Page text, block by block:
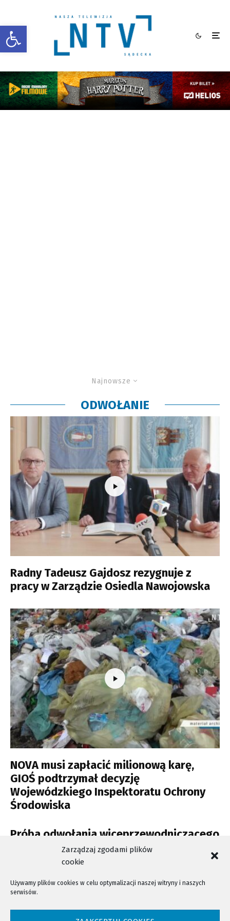
Otwórz pasek narzędzi
Zarządzaj zgodami plików
cookie
Używamy plików cookies w celu optymalizacji naszej witryny i naszych
serwisów.
Najnowsze
ODWOŁANIE
Radny Tadeusz Gajdosz rezygnuje z
pracy w Zarządzie Osiedla Nawojowska
NOVA musi zapłacić milionową karę,
GIOŚ podtrzymał decyzję
Wojewódzkiego Inspektoratu Ochrony
Środowiska
Próba odwołania wiceprzewodniczącego
RM. To „hucpa” twierdzi A. Czernecki
NTV - Nasza Telewizja Sądecka © 2023 Wszystkie prawa zastrzeżone!